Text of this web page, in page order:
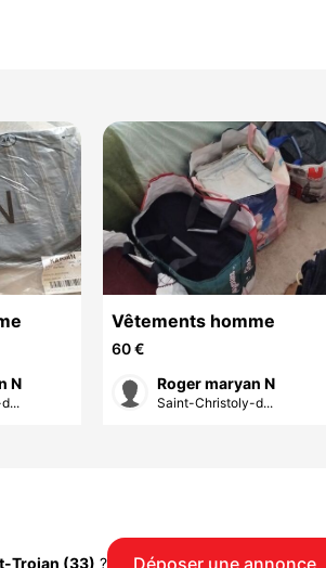
N
Vêtements homme
60 €
Roger maryan N
Saint-Christoly-d...
Trojan (33) ? Déposer une annonce